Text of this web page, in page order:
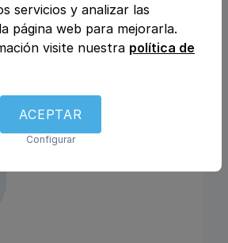
servicios y analizar las
página web para mejorarla.
visite nuestra política de
ACEPTAR
Configurar